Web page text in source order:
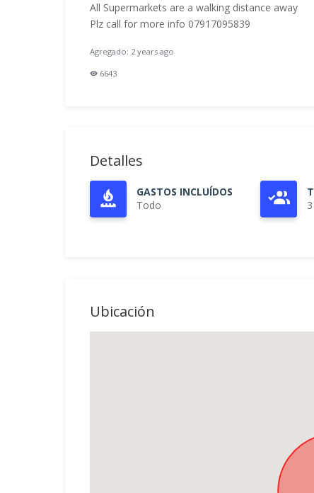
All Supermarkets are a walking distance away
Plz call for more info 07917095839
Agregado: 2 years ago
6643
Detalles
GASTOS INCLUÍDOS
Todo
3
Ubicación